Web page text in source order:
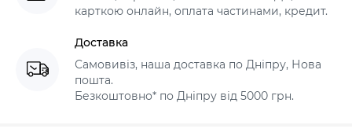
карткою онлайн, оплата частинами, кредит.
Доставка
Самовивіз, наша доставка по Дніпру, Нова
пошта.
Безкоштовно* по Дніпру від 5000 грн.